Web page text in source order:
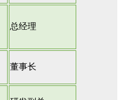
总经理
董事长